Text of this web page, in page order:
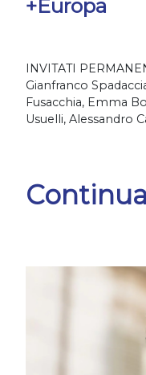
+Europa
INVITATI
Gianfranco
Fusacchia, Emma
Usuelli, Alessandro